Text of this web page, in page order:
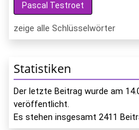
Pascal Testroet
zeige alle Schlüsselwörter
Statistiken
Der letzte Beitrag wurde am
veröffentlicht.
Es stehen insgesamt 2411